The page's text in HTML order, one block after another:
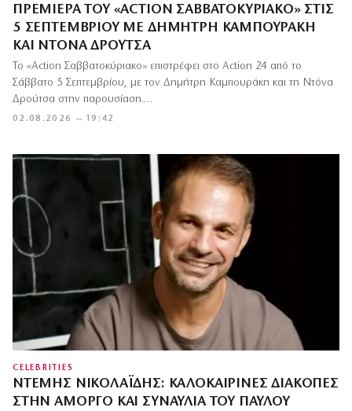
ΠΡΕΜΙΈΡΑ ΤΟΥ «ACTION ΣΑΒΒΑΤΟΚΎΡΙΑΚΟ» ΣΤΙΣ
5 ΣΕΠΤΕΜΒΡΊΟΥ ΜΕ ΔΗΜΉΤΡΗ ΚΑΜΠΟΥΡΆΚΗ
ΚΑΙ ΝΤΌΝΑ ΔΡΟΎΤΣΑ
02.08.2026 — 19:42
Το «Action Σαββατοκύριακο» επιστρέφει στο Action 24 από το
Σάββατο 5 Σεπτεμβρίου, με τον Δημήτρη Καμπουράκη και τη Ντόνα
Δρούτσα στην παρουσίαση.…
CELEBRITIES
ΝΤΈΜΗΣ ΝΙΚΟΛΑΪ́ΔΗΣ: ΚΑΛΟΚΑΙΡΙΝΈΣ ΔΙΑΚΟΠΈΣ
ΣΤΗΝ ΑΜΟΡΓΌ ΚΑΙ ΣΥΝΑΥΛΊΑ ΤΟΥ ΠΑΎΛΟΥ